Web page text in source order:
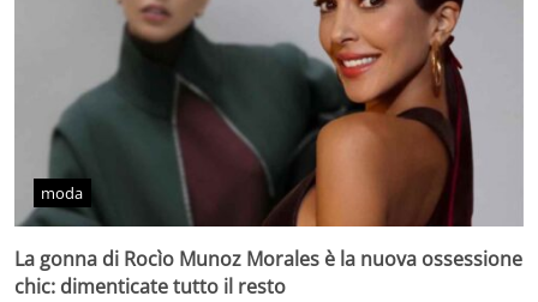
moda
La gonna di Rocìo Munoz Morales è la nuova ossessione
chic: dimenticate tutto il resto